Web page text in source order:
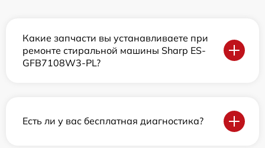
Какие запчасти вы устанавливаете при
ремонте стиральной машины Sharp ES-
GFB7108W3-PL?
Есть ли у вас бесплатная диагностика?